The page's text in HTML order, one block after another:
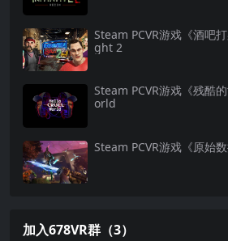
Steam PCVR游戏《酒吧
ght 2
Steam PCVR游戏《残酷
orld
Steam PCVR游戏《原始
加入678VR群（3）